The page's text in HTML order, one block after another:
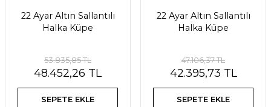
22 Ayar Altın Sallantılı
Halka Küpe
53.835,85 TL
48.452,26 TL
SEPETE EKLE
22 Ayar Altın Sallantılı
Halka Küpe
47.106,37 TL
42.395,73 TL
SEPETE EKLE